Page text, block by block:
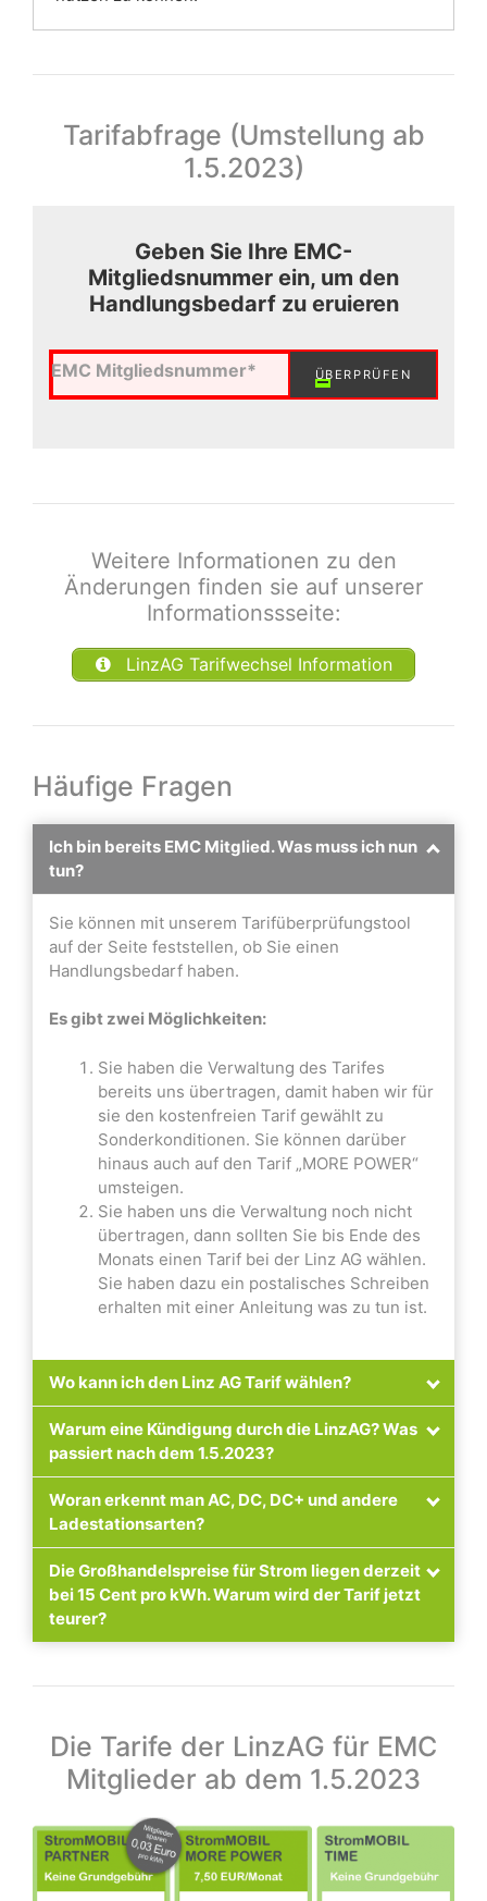
Tarifabfrage (Umstellung ab
1.5.2023)
Geben Sie Ihre EMC-
Mitgliedsnummer ein, um den
Handlungsbedarf zu eruieren
EMC Mitgliedsnummer* ÜBERPRÜFEN
Weitere Informationen zu den
Änderungen finden sie auf unserer
Informationssseite:
LinzAG Tarifwechsel Information
Häufige Fragen
Ich bin bereits EMC Mitglied. Was muss ich nun
tun?
Sie können mit unserem Tarifüberprüfungstool
auf der Seite feststellen, ob Sie einen
Handlungsbedarf haben.
Es gibt zwei Möglichkeiten:
Sie haben die Verwaltung des Tarifes
bereits uns übertragen, damit haben wir für
sie den kostenfreien Tarif gewählt zu
Sonderkonditionen. Sie können darüber
hinaus auch auf den Tarif „MORE POWER“
umsteigen.
Sie haben uns die Verwaltung noch nicht
übertragen, dann sollten Sie bis Ende des
Monats einen Tarif bei der Linz AG wählen.
Sie haben dazu ein postalisches Schreiben
erhalten mit einer Anleitung was zu tun ist.
Wo kann ich den Linz AG Tarif wählen?
A) bereits den Tarif „PARTNER“
über das im Testergebnis verlinkte Formular
B)
Warum eine Kündigung durch die LinzAG? Was
passiert nach dem 1.5.2023?
Woran erkennt man AC, DC, DC+ und andere
Ladestationsarten?
Die Großhandelspreise für Strom liegen derzeit
bei 15 Cent pro kWh. Warum wird der Tarif jetzt
teurer?
bei 15 Cent pro Kilowattstunde, warum wird der
Die Tarife der LinzAG für EMC
Mitglieder ab dem 1.5.2023